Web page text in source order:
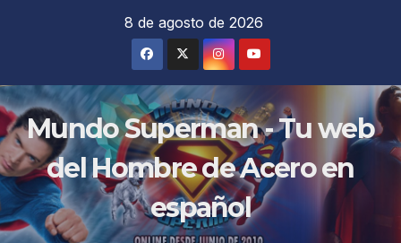
8 de agosto de 2026
Mundo Superman - Tu web
del Hombre de Acero en
español